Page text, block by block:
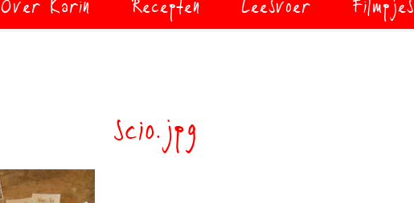
Over Karin Recepten Leesvoer Filmpjes
scio.jpg